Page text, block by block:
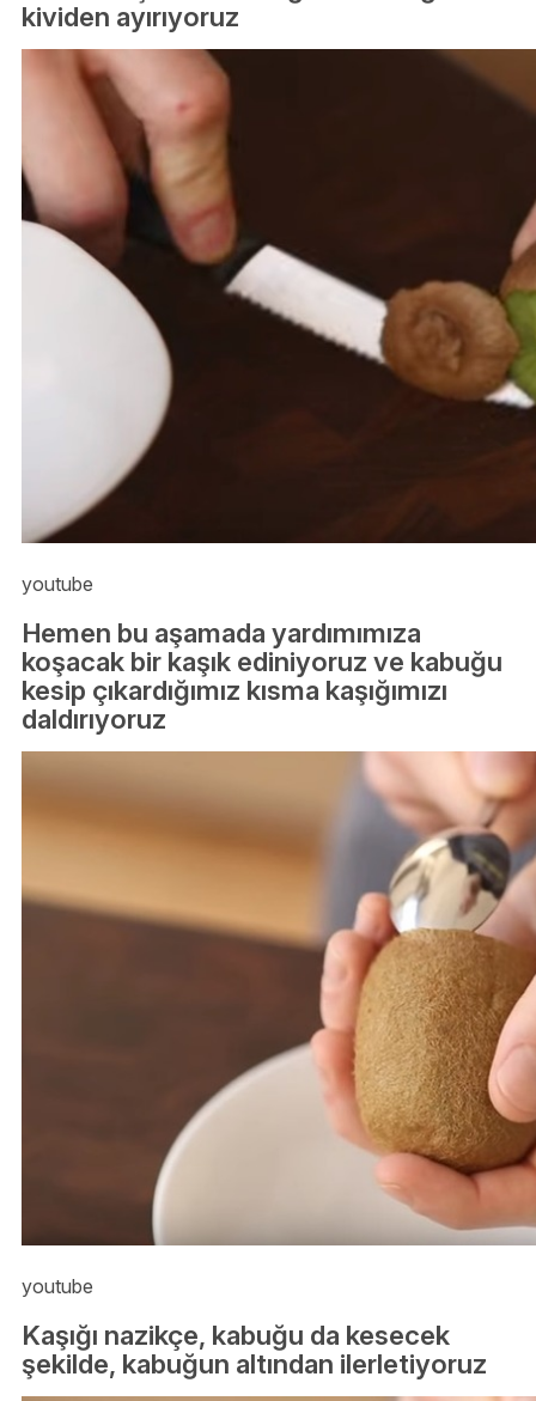
kividen ayırıyoruz
youtube
Hemen bu aşamada yardımımıza
koşacak bir kaşık ediniyoruz ve kabuğu
kesip çıkardığımız kısma kaşığımızı
daldırıyoruz
youtube
Kaşığı nazikçe, kabuğu da kesecek
şekilde, kabuğun altından ilerletiyoruz